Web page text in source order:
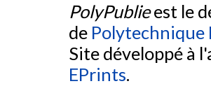
PolyPublieest le
de Polytechnique
Site développé à
EPrints.